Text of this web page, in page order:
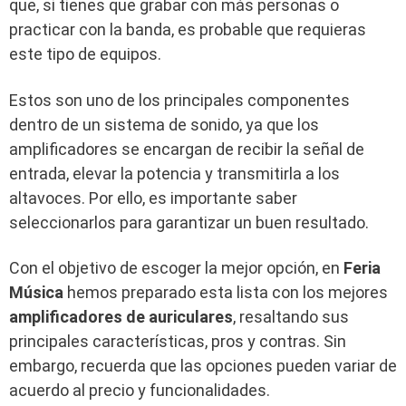
que, si tienes que grabar con más personas o
practicar con la banda, es probable que requieras
este tipo de equipos.
Estos son uno de los principales componentes
dentro de un sistema de sonido, ya que los
amplificadores se encargan de recibir la señal de
entrada, elevar la potencia y transmitirla a los
altavoces. Por ello, es importante saber
seleccionarlos para garantizar un buen resultado.
Con el objetivo de escoger la mejor opción, en Feria
Música hemos preparado esta lista con los mejores
amplificadores de auriculares, resaltando sus
principales características, pros y contras. Sin
embargo, recuerda que las opciones pueden variar de
acuerdo al precio y funcionalidades.